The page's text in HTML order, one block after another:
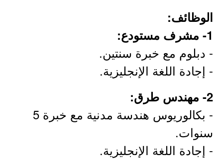
الوظائف:
1- مشرف مستودع:
- دبلوم مع خبرة سنتين.
- إجادة اللغة الإنجليزية.
2- مهندس طرق:
- بكالوريوس هندسة مدنية مع خبرة 5
سنوات.
- إجادة اللغة الإنجليزية.